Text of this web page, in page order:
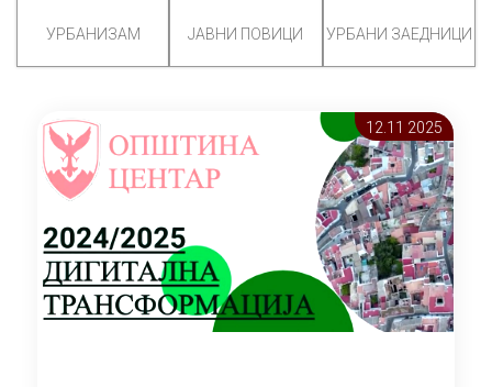
УРБАНИЗАМ ЈАВНИ ПОВИЦИ УРБАНИ ЗАЕДНИЦИ
12.11 2025